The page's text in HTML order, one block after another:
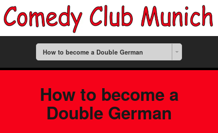
How to become a Double German
How to become a
Double German